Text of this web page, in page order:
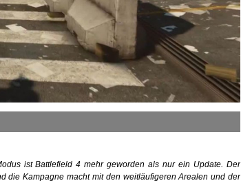
ist Battlefield 4 mehr geworden als nur ein Update. Der
die Kampagne macht mit den weitläufigeren Arealen und der